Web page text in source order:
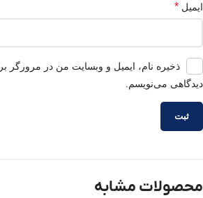
ایمیل *
ذخیره نام، ایمیل و وبسایت من در مرورگر
دیدگاهی می‌نویسم.
محصولات مشابه